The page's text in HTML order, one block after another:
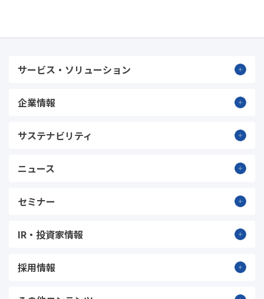
サービス・ソリューション
企業情報
サステナビリティ
ニュース
セミナー
IR・投資家情報
採用情報